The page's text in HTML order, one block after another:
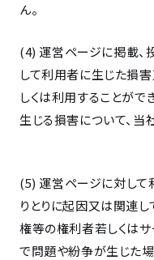
ん。
(4) 運営ページに掲載、
して利用者に生じた損
しくは利用することが
生じる損害について、当
(5) 運営ページに対して
りとりに起因又は関連
権等の権利者若しくは
で問題や紛争が生じた